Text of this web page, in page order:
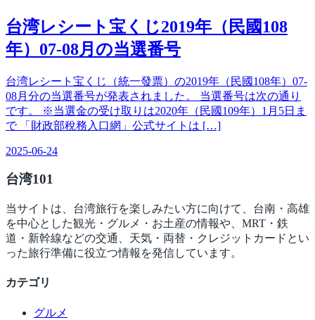
台湾レシート宝くじ2019年（民國108
年）07-08月の当選番号
台湾レシート宝くじ（統一發票）の2019年（民國108年）07-
08月分の当選番号が発表されました。 当選番号は次の通り
です。 ※当選金の受け取りは2020年（民國109年）1月5日ま
で 「財政部稅務入口網」公式サイトは […]
2025-06-24
台湾101
当サイトは、台湾旅行を楽しみたい方に向けて、台南・高雄
を中心とした観光・グルメ・お土産の情報や、MRT・鉄
道・新幹線などの交通、天気・両替・クレジットカードとい
った旅行準備に役立つ情報を発信しています。
カテゴリ
グルメ